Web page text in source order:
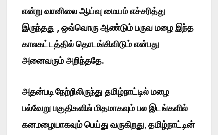
என்று வானிலை ஆய்வு மையம் எச்சரித்து
இருந்தது , ஒவ்வொரு ஆண்டும் பருவ மழை இந்த
காலகட்டத்தில் தொடங்கிவிடும் என்பது
அனைவரும் அறிந்ததே.
அதன்படி நேற்றிலிருந்து தமிழ்நாட்டில் மழை
பல்வேறு பகுதிகளில் மிதமாகவும் பல இடங்களில்
கனமழையாகவும் பெய்து வருகிறது, தமிழ்நாட்டின்